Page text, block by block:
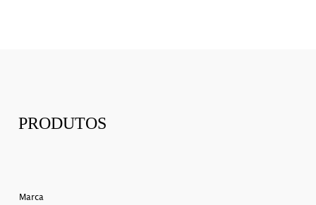
PRODUTOS
Marca